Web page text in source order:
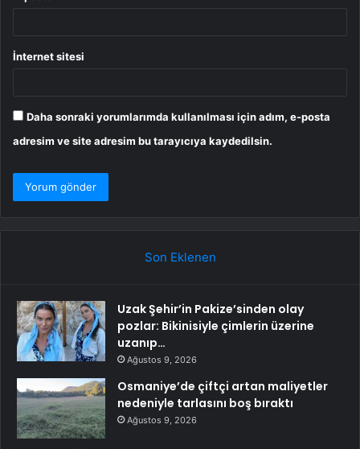
İnternet sitesi
Daha sonraki yorumlarımda kullanılması için adım, e-posta
adresim ve site adresim bu tarayıcıya kaydedilsin.
Son Eklenen
Uzak Şehir’in Pakize’sinden olay
pozlar: Bikinisiyle çimlerin üzerine
uzanıp…
Ağustos 9, 2026
Osmaniye’de çiftçi artan maliyetler
nedeniyle tarlasını boş bıraktı
Ağustos 9, 2026